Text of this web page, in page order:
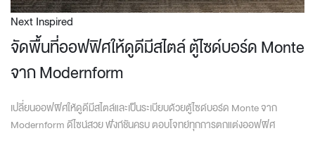
Next Inspired
จัดพื้นที่ออฟฟิศให้ดูดีมีสไตล์ ตู้ไซด์บอร์ด Monte
จาก Modernform
เปลี่ยนออฟฟิศให้ดูดีมีสไตล์และเป็นระเบียบด้วยตู้ไซด์บอร์ด Monte จาก
Modernform ดีไซน์สวย ฟังก์ชันครบ ตอบโจทย์ทุกการตกแต่งออฟฟิศ